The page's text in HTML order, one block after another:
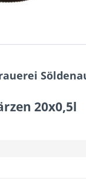
20x0,5l